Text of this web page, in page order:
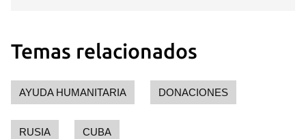
Para poder guardar como favorito, primero has de
Temas relacionados
AYUDA HUMANITARIA DONACIONES
RUSIA CUBA